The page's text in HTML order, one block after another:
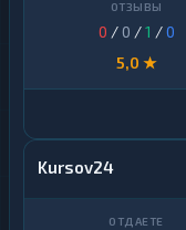
0 / 0 /1 /0
5,0 ★
Kursov24